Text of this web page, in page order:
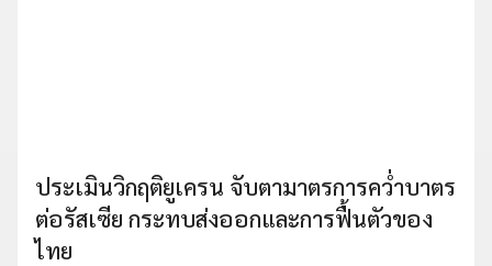
ประเมินวิกฤติยูเครน จับตามาตรการคว่ำบาตร
ต่อรัสเซีย กระทบส่งออกและการฟื้นตัวของ
ไทย